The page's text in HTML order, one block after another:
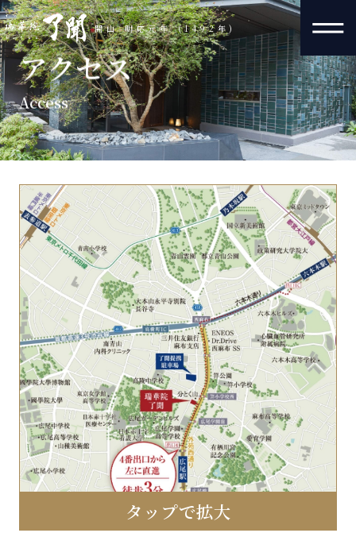
開山 明応元年 (1492年)
アクセス
Access
タップで拡大